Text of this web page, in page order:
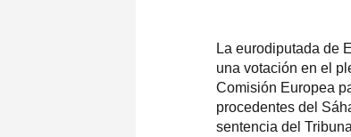
La eurodiputada de
una votación en el
Comisión Europea
procedentes del
sentencia del